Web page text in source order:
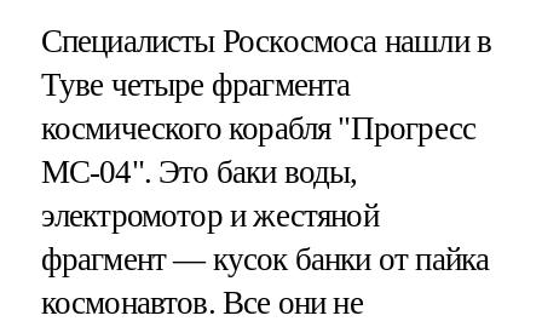
Специалисты Роскосмоса нашли в
Туве четыре фрагмента
космического корабля "Прогресс
МС-04". Это баки воды,
электромотор и жестяной
фрагмент — кусок банки от пайка
космонавтов. Все они не